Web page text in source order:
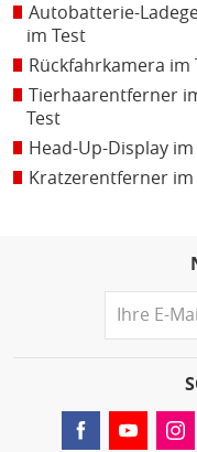
Autobatterie-
im Test
Rückfahrkamera im
Tierhaarentferner
Test
Head-Up-Display im
Kratzerentferner im